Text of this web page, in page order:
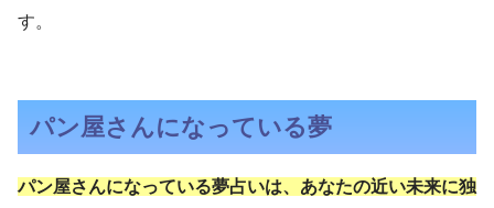
す。
パン屋さんになっている夢
パン屋さんになっている夢占いは、あなたの近い未来に独